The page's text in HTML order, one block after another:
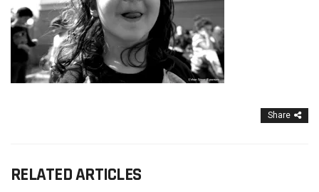
Share
RELATED ARTICLES